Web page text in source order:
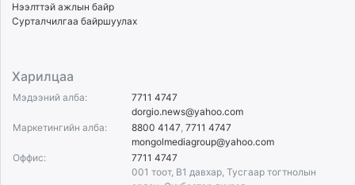
Нээлттэй ажлын байр
Сурталчилгаа байршуулах
Харилцаа
Мэдээний алба:
7711 4747
dorgio.news@yahoo.com
Маркетингийн алба:
8800 4147 7711 4747
mongolmediagroup@yahoo.com
Оффис:
7711 4747
001 тоот, B1 давхар, Тусгаар тогтнолын